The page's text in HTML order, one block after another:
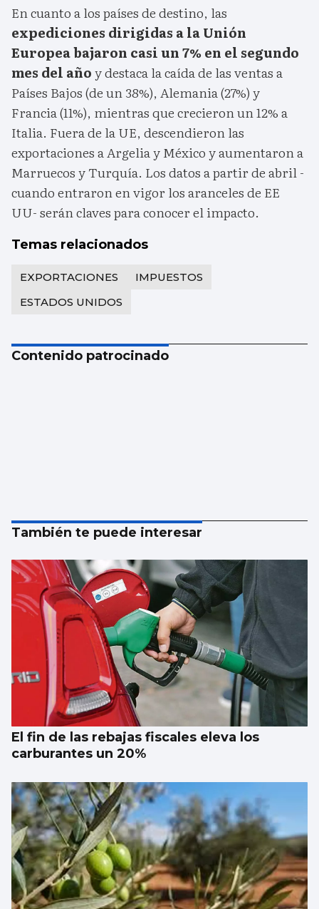
En cuanto a los países de destino, las
expediciones dirigidas a la Unión
Europea bajaron casi un 7% en el segundo
mes del añoy destaca la caída de las ventas a
Países Bajos (de un 38%), Alemania (27%) y
Francia (11%), mientras que crecieron un 12% a
Italia. Fuera de la UE, descendieron las
exportaciones a Argelia y México y aumentaron a
Marruecos y Turquía. Los datos a partir de abril -
cuando entraron en vigor los aranceles de EE
UU- serán claves para conocer el impacto.
Temas relacionados
EXPORTACIONES
IMPUESTOS
ESTADOS UNIDOS
Contenido patrocinado
También te puede interesar
El fin de las rebajas fiscales eleva los
carburantes un 20%